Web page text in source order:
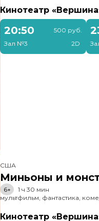
Кинотеатр
20:50
Зал №3
500 руб.
2D
США
Миньоны и
6+
1 ч 30 мин
мультфильм, фантастика,
Кинотеатр